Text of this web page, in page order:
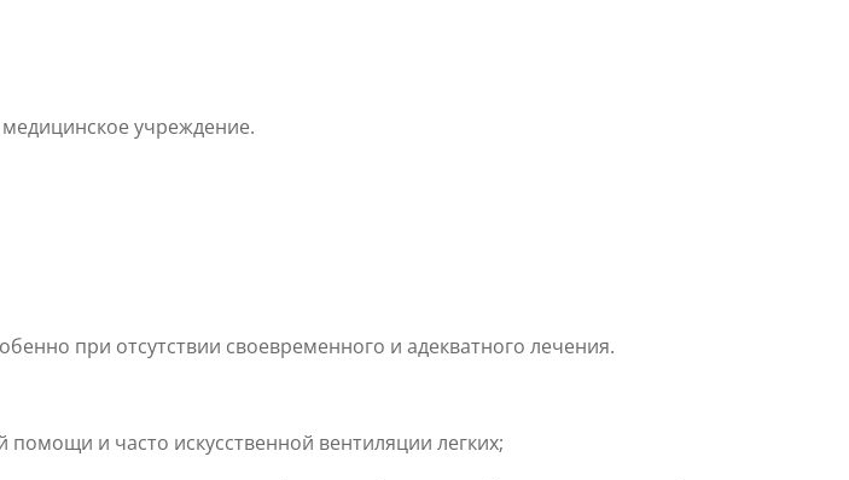
учреждение.
при отсутствии своевременного и адекватного лечения.
и часто искусственной вентиляции легких;